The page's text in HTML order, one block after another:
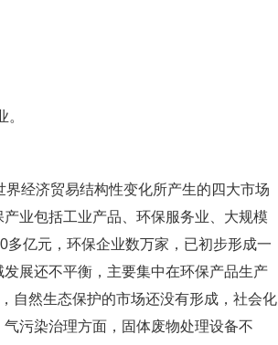
经济贸易结构性变化所产生的四大市场
业包括工业产品、环保服务业、大规模
亿元，环保企业数万家，已初步形成一
展还不平衡，主要集中在环保产品生产
自然生态保护的市场还没有形成，社会化
污染治理方面，固体废物处理设备不